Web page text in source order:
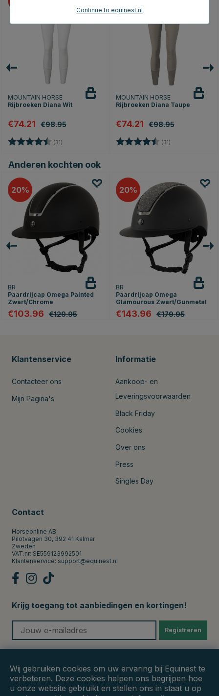
MOUNTAIN HORSE
Rijbroeken Diana Wit
€74.21 €98.95
Beoordeling: (31)
MOUNTAIN HORSE
Rijbroeken Diana Taupe
€74.21 €98.95
Beoordeling: (31)
Anderen kochten ook
20
BR
Paardrijcap Omega Painted
Zwart/Chrome
€103.96 €129.95
20
BR
Paardrijcap Omega
Glamourous Zwart/Gunmetal
€143.96 €179.95
Klantenservice
Contacteer ons
Mijn Pagina's
Informatie
Aankoop- en
Leveringsvoorwaarden
Black Friday
Cookies
Over ons
Press
Singles Day
Contact
Horseonline AB
Pilotvägen 30, 392 41 Kalmar
Zweden
VAT.nr: SE559123992501
Klantenservice: support@equinest.nl
Krijg toegang tot aanbiedingen en kortingen!
Registreren
Wij gebruiken cookies om uw ervaring bij Equinest te
verbeteren. Deze cookies helpen ons begrijpen hoe
u onze website gebruikt en stellen ons in staat u op
Continue to equinest.nl